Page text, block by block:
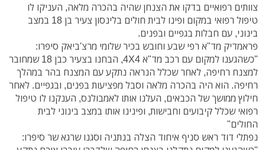
צוותים רפואיים בדקו את הצנחן שהיה בהכרה מלאה, העניקו לו
טיפול רפואי במקום ופינו לבית חולים בלינסון צעיר בן 18 במצב
בינוני, עם חבלות בגפיים ובפנים.
פראמדיק מד"א רפי שבע וחובש בכיר שלומי מרצ'ביאק סיפרו:
"כשהגענו למקום עם רכב מד"א 4X4, הבחנו בצעיר כבן 18 שמחובר
למצנח רחיפה, לאחר שכלל הנראה נתקע עם המצנח בהר במהלך
רחיפה. הוא היה בהכרה מלאה וסבל מפציעות בפנים, ובגפיים. לאחר
חילוץ ממושך של הכבאים, העלנו אותו לאמבולנס, הענקנו לו טיפול
רפואי שכלל קיבועים וחבישות, ופינינו אותו במצב בינוני לבית
החולים"
נפתלי דוד ראש סניף איחוד הצלה בנתניה וסגנו שרגא שר סיפרו: